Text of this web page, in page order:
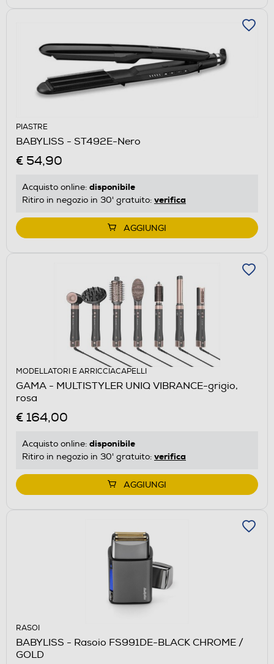
PIASTRE
BABYLISS - ST492E-Nero
€ 54,90
Acquisto online: disponibile
Ritiro in negozio in 30' gratuito: verifica
AGGIUNGI
MODELLATORI E ARRICCIACAPELLI
GAMA - MULTISTYLER UNIQ VIBRANCE-grigio,
rosa
€ 164,00
Acquisto online: disponibile
Ritiro in negozio in 30' gratuito: verifica
AGGIUNGI
RASOI
BABYLISS - Rasoio FS991DE-BLACK CHROME /
GOLD